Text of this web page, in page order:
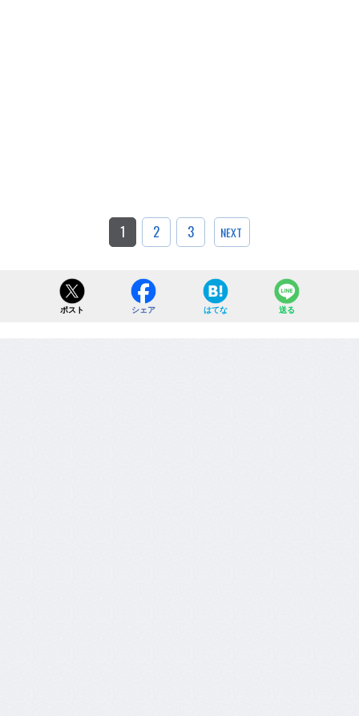
1 2 3 NEXT
ポスト シェア はてな 送る